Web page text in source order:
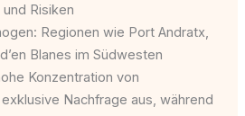
Risiken
Regionen wie Port Andratx,
Blanes im Südwesten
Konzentration von
Nachfrage aus, während